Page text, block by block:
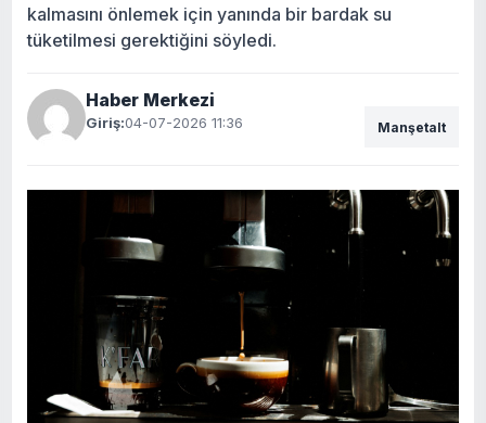
kalmasını önlemek için yanında bir bardak su
tüketilmesi gerektiğini söyledi.
Haber Merkezi
Giriş:04-07-2026 11:36 Manşetalt